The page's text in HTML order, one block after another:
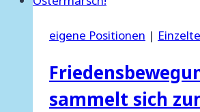
eigene Positionen |
sammelt sich